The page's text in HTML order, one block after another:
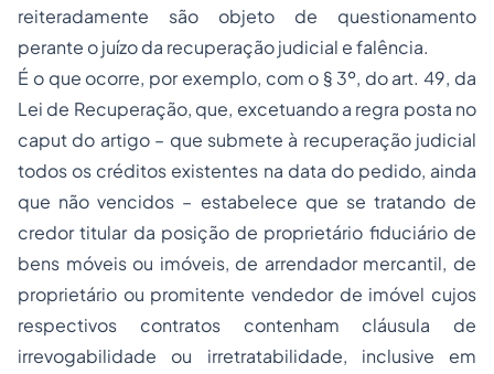
reiteradamente são objeto de questionamento
perante o juízo da recuperação judicial e falência.
É o que ocorre, por exemplo, com o § 3º, do art. 49, da
Lei de Recuperação, que, excetuando a regra posta no
caput do artigo – que submete à recuperação judicial
todos os créditos existentes na data do pedido, ainda
que não vencidos – estabelece que se tratando de
credor titular da posição de proprietário fiduciário de
bens móveis ou imóveis, de arrendador mercantil, de
proprietário ou promitente vendedor de imóvel cujos
respectivos contratos contenham cláusula de
irrevogabilidade ou irretratabilidade, inclusive em